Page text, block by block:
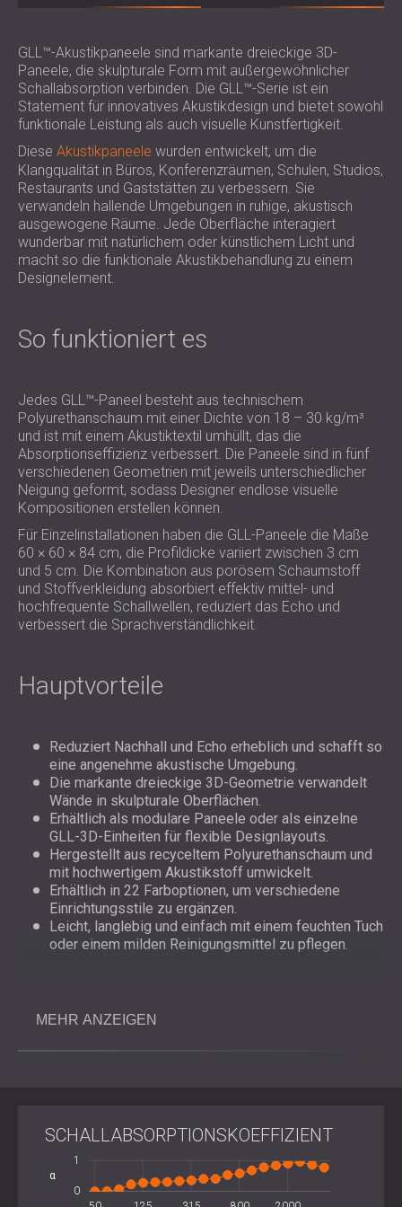
GLL™-Akustikpaneele sind markante dreieckige 3D-
Paneele, die skulpturale Form mit außergewöhnlicher
Schallabsorption verbinden. Die GLL™-Serie ist ein
Statement für innovatives Akustikdesign und bietet sowohl
funktionale Leistung als auch visuelle Kunstfertigkeit.
Diese Akustikpaneele wurden entwickelt, um die
Klangqualität in Büros, Konferenzräumen, Schulen, Studios,
Restaurants und Gaststätten zu verbessern. Sie
verwandeln hallende Umgebungen in ruhige, akustisch
ausgewogene Räume. Jede Oberfläche interagiert
wunderbar mit natürlichem oder künstlichem Licht und
macht so die funktionale Akustikbehandlung zu einem
Designelement.
So funktioniert es
Jedes GLL™-Paneel besteht aus technischem
Polyurethanschaum mit einer Dichte von 18 – 30 kg/m³
und ist mit einem Akustiktextil umhüllt, das die
Absorptionseffizienz verbessert. Die Paneele sind in fünf
verschiedenen Geometrien mit jeweils unterschiedlicher
Neigung geformt, sodass Designer endlose visuelle
Kompositionen erstellen können.
Für Einzelinstallationen haben die GLL-Paneele die Maße
60 × 60 × 84 cm, die Profildicke variiert zwischen 3 cm
und 5 cm. Die Kombination aus porösem Schaumstoff
und Stoffverkleidung absorbiert effektiv mittel- und
hochfrequente Schallwellen, reduziert das Echo und
verbessert die Sprachverständlichkeit.
Hauptvorteile
Reduziert Nachhall und Echo erheblich und schafft so
eine angenehme akustische Umgebung.
Die markante dreieckige 3D-Geometrie verwandelt
Wände in skulpturale Oberflächen.
Erhältlich als modulare Paneele oder als einzelne
GLL-3D-Einheiten für flexible Designlayouts.
Hergestellt aus recyceltem Polyurethanschaum und
mit hochwertigem Akustikstoff umwickelt.
Erhältlich in 22 Farboptionen, um verschiedene
Einrichtungsstile zu ergänzen.
Leicht, langlebig und einfach mit einem feuchten Tuch
oder einem milden Reinigungsmittel zu pflegen.
Spezialwerkzeuge sind nicht erforderlich. Die
stoffummantelten Paneele
können in geometrischen
Gruppen oder vollflächigen Kompositionen angeordnet
werden, um sowohl akustische als auch visuelle Harmonie
MEHR ANZEIGEN
SCHALLABSORPTIONSKOEFFIZIENT
α
0
1